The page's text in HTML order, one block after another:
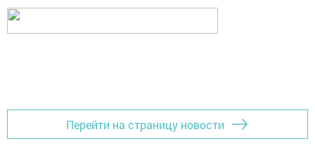
Перейти на страницу новости